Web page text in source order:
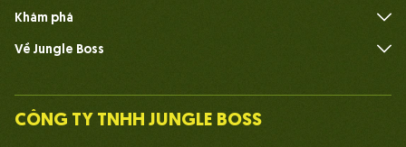
Khám phá
Về Jungle Boss
Đội ngũ
CÔNG TY TNHH JUNGLE BOSS